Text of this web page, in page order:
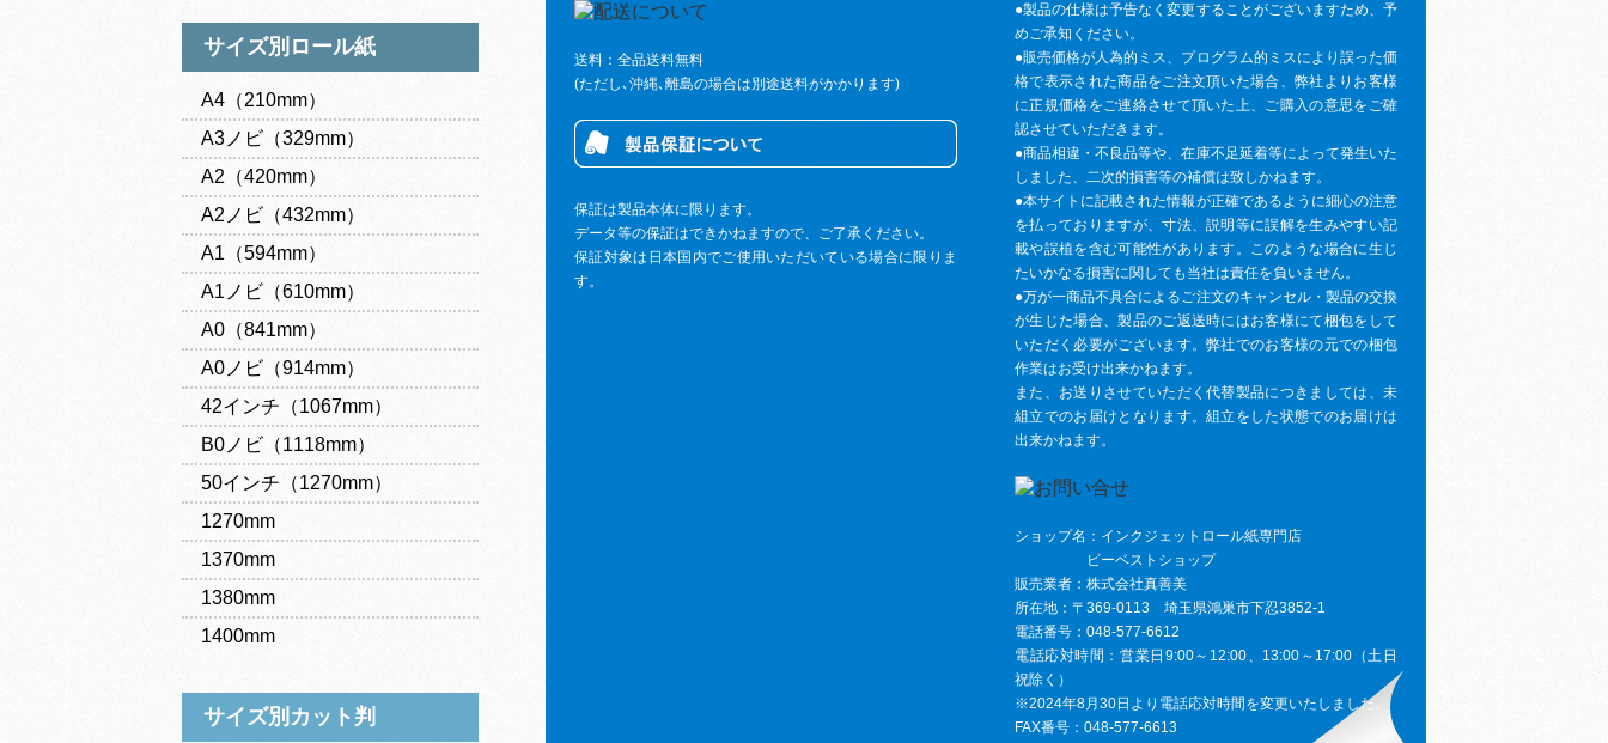
送料：全品送料無料
(ただし､沖縄､離島の場合は別途送料がかかります)
保証は製品本体に限ります。
データ等の保証はできかねますので、ご了承ください。
保証対象は日本国内でご使用いただいている場合に限りま
す。
●製品の仕様は予告なく変更することがございますため、予
めご承知ください。
●販売価格が人為的ミス、プログラム的ミスにより誤った価
格で表示された商品をご注文頂いた場合、弊社よりお客様
に正規価格をご連絡させて頂いた上、ご購入の意思をご確
認させていただきます。
●商品相違・不良品等や、在庫不足延着等によって発生いた
しました、二次的損害等の補償は致しかねます。
●本サイトに記載された情報が正確であるように細心の注意
を払っておりますが、寸法、説明等に誤解を生みやすい記
載や誤植を含む可能性があります。このような場合に生じ
たいかなる損害に関しても当社は責任を負いません。
●万が一商品不具合によるご注文のキャンセル・製品の交換
が生じた場合、製品のご返送時にはお客様にて梱包をして
いただく必要がございます。弊社でのお客様の元での梱包
作業はお受け出来かねます。
また、お送りさせていただく代替製品につきましては、未
組立でのお届けとなります。組立をした状態でのお届けは
出来かねます。
ショップ名：インクジェットロール紙専門店
ビーベストショップ
販売業者：株式会社真善美
所在地：〒369-0113 埼玉県鴻巣市下忍3852-1
電話番号：048-577-6612
電話応対時間：営業日9:00～12:00、13:00～17:00（土日
祝除く）
※2024年8月30日より電話応対時間を変更いたしました。
FAX番号：048-577-6613
サイズ別ロール紙
A4（210mm）
A3ノビ（329mm）
A2（420mm）
A2ノビ（432mm）
A1（594mm）
A1ノビ（610mm）
A0（841mm）
A0ノビ（914mm）
42インチ（1067mm）
B0ノビ（1118mm）
50インチ（1270mm）
1270mm
1370mm
1380mm
1400mm
サイズ別カット判